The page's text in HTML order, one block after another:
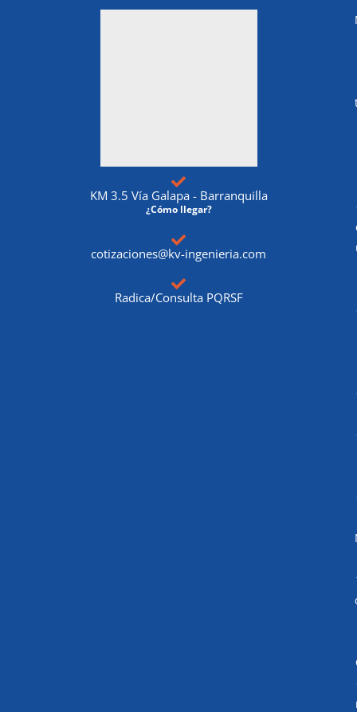
KM 3.5 Vía Galapa - Barranquilla
¿Cómo llegar?
cotizaciones@kv-ingenieria.com
Radica/Consulta PQRSF